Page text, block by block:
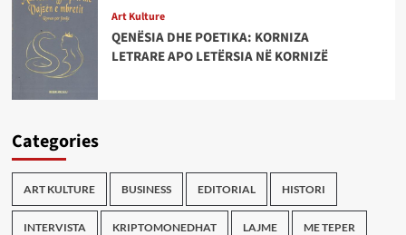
Art Kulture
QENËSIA DHE POETIKA: KORNIZA
LETRARE APO LETËRSIA NË KORNIZË
Categories
ART KULTURE BUSINESS EDITORIAL HISTORI
INTERVISTA KRIPTOMONEDHAT LAJME ME TEPER